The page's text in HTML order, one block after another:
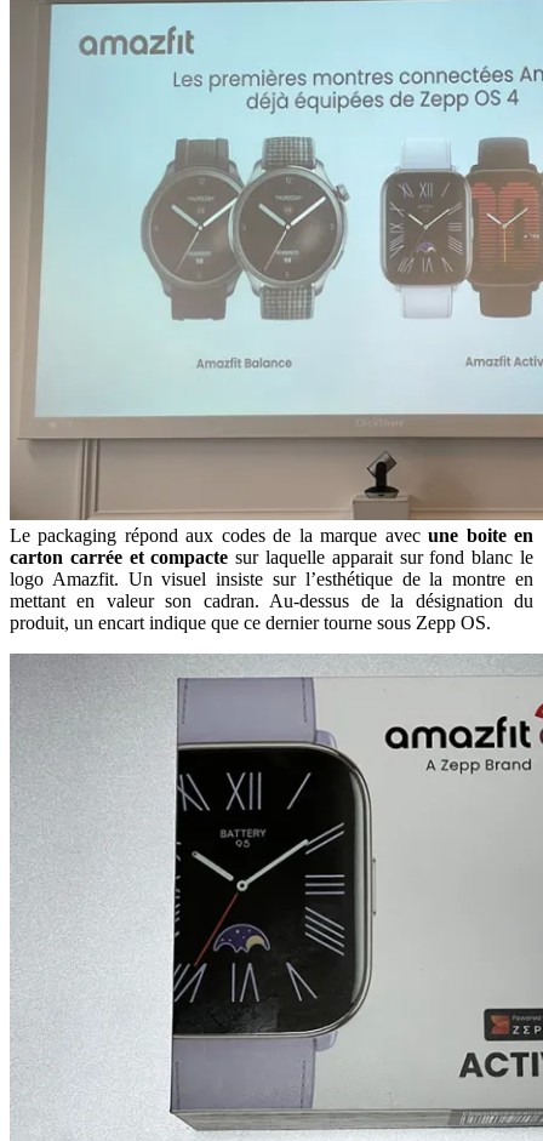
Le packaging répond aux codes de la marque avecune boite en
carton carrée et compacte sur laquelle apparait sur fond blanc le
logo Amazfit. Un visuel insiste sur l’esthétique de la montre en
mettant en valeur son cadran. Au-dessus de la désignation du
produit, un encart indique que ce dernier tourne sous Zepp OS.